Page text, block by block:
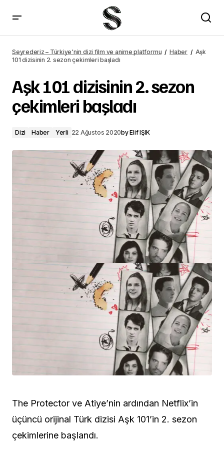
Seyrederiz – Türkiye'nin dizi film ve anime platformu Haber
Aşk
101 dizisinin 2. sezon çekimleri başladı
Aşk 101 dizisinin 2. sezon
çekimleri başladı
Dizi Haber Yerli 22 Ağustos 2020byElif IŞIK
The Protector ve Atiye’nin ardından Netflix’in
üçüncü orijinal Türk dizisi Aşk 101’in 2. sezon
çekimlerine başlandı.